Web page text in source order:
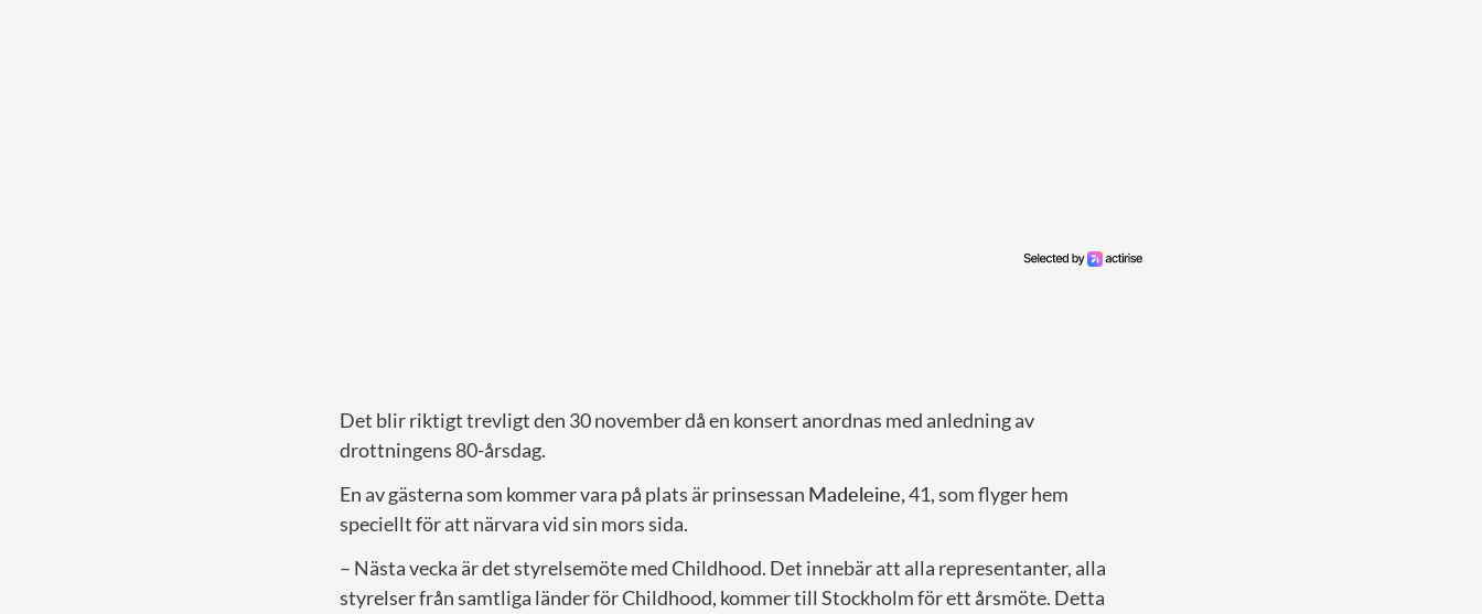
Det blir riktigt trevligt den 30 november då en konsert anordnas med anledning av
drottningens 80-årsdag.
En av gästerna som kommer vara på plats är prinsessan Madeleine,41, som flyger hem
speciellt för att närvara vid sin mors sida.
– Nästa vecka är det styrelsemöte med Childhood. Det innebär att alla representanter, alla
styrelser från samtliga länder för Childhood, kommer till Stockholm för ett årsmöte. Detta